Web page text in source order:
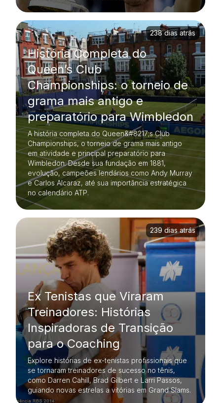
História Completa do
Queen’s Club
Championships: o torneio de
grama mais antigo e
preparatório para Wimbledon
A história completa do Queen&#8217;s Club
Championships, o torneio de grama mais antigo
em atividade e principal preparatório para
Wimbledon. Desde sua fundação em 1881,
evolução, campeões lendários como Andy Murray
e Carlos Alcaraz, até sua importância estratégica
no calendário ATP.
238 dias atrás
Ex Tenistas que Viraram
Treinadores: Histórias
Inspiradoras de Transição
para o Coaching
Explore histórias de ex-tenistas profissionais que
se tornaram treinadores de sucesso no tênis,
como Darren Cahill, Brad Gilbert e Larri Passos,
guiando novas estrelas a vitórias em Grand Slams.
239 dias atrás